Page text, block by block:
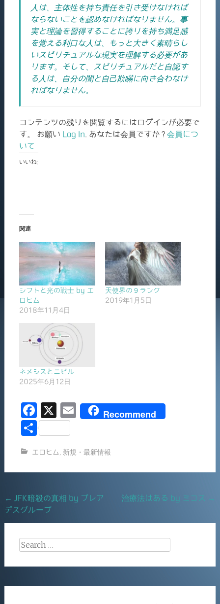
人は、主体性を持ち責任を引き受けなければ
ならないことを認めなければなりません。事
実と理論を習得することに誇りを持ち満足感
を覚える利口な人は、もっと大きく素晴らし
いスピリチュアルな現実を理解する必要があ
ります。そして、スピリチュアルだと自認す
る人は、自分の闇と自己欺瞞に向き合わなけ
ればなりません。
コンテンツの残りを閲覧するにはログインが必要で
す。 お願い Log In . あなたは会員ですか ? 会員につ
いて
いいね:
関連
シフトと光の戦士 by エ
ロヒム
2018年11月4日
天使界の９ランク
2019年1月5日
ネメシスとニビル
2025年6月12日
F
a
e
b
o
k
X
E
l
Recommend
共
エロヒム 新規・最新情報
Post
navigation
←
JFK暗殺の真相 by プレア
デスグループ
治療法はある by ミコス →
Search